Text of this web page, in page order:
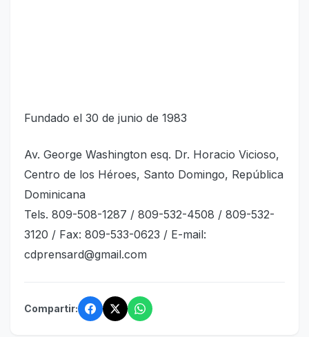
Fundado el 30 de junio de 1983
Av. George Washington esq. Dr. Horacio Vicioso,
Centro de los Héroes, Santo Domingo, República
Dominicana
Tels. 809-508-1287 / 809-532-4508 / 809-532-
3120 / Fax: 809-533-0623 / E-mail:
cdprensard@gmail.com
Compartir: